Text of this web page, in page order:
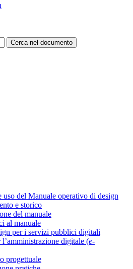
Cerca nel documento
uso del Manuale operativo di design
e storico
del manuale
al manuale
per i servizi pubblici digitali
digitale (e-
progettuale